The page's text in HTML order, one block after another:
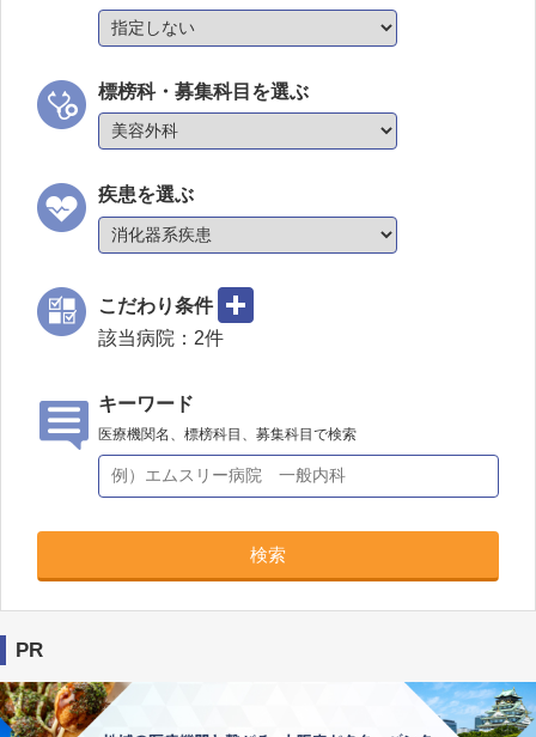
標榜科・募集科目を選ぶ
疾患を選ぶ
こだわり条件
該当病院： 2件
キーワード
医療機関名、標榜科目、募集科目で検索
検索
PR